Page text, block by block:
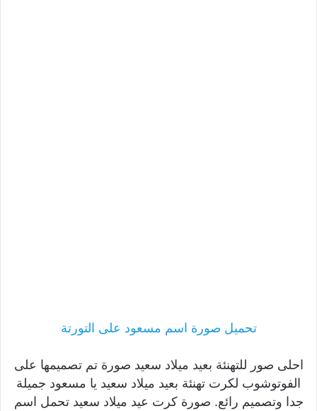
تحميل صورة اسم مسعود على التورتة
احلى صور للتهنئة بعيد ميلاد سعيد صورة تم تصميمها على
الفوتوشوب لكرت تهنئة بعيد ميلاد سعيد يا مسعود جميلة
جدا وتصميم رائع. صورة كرت عيد ميلاد سعيد تحمل اسم